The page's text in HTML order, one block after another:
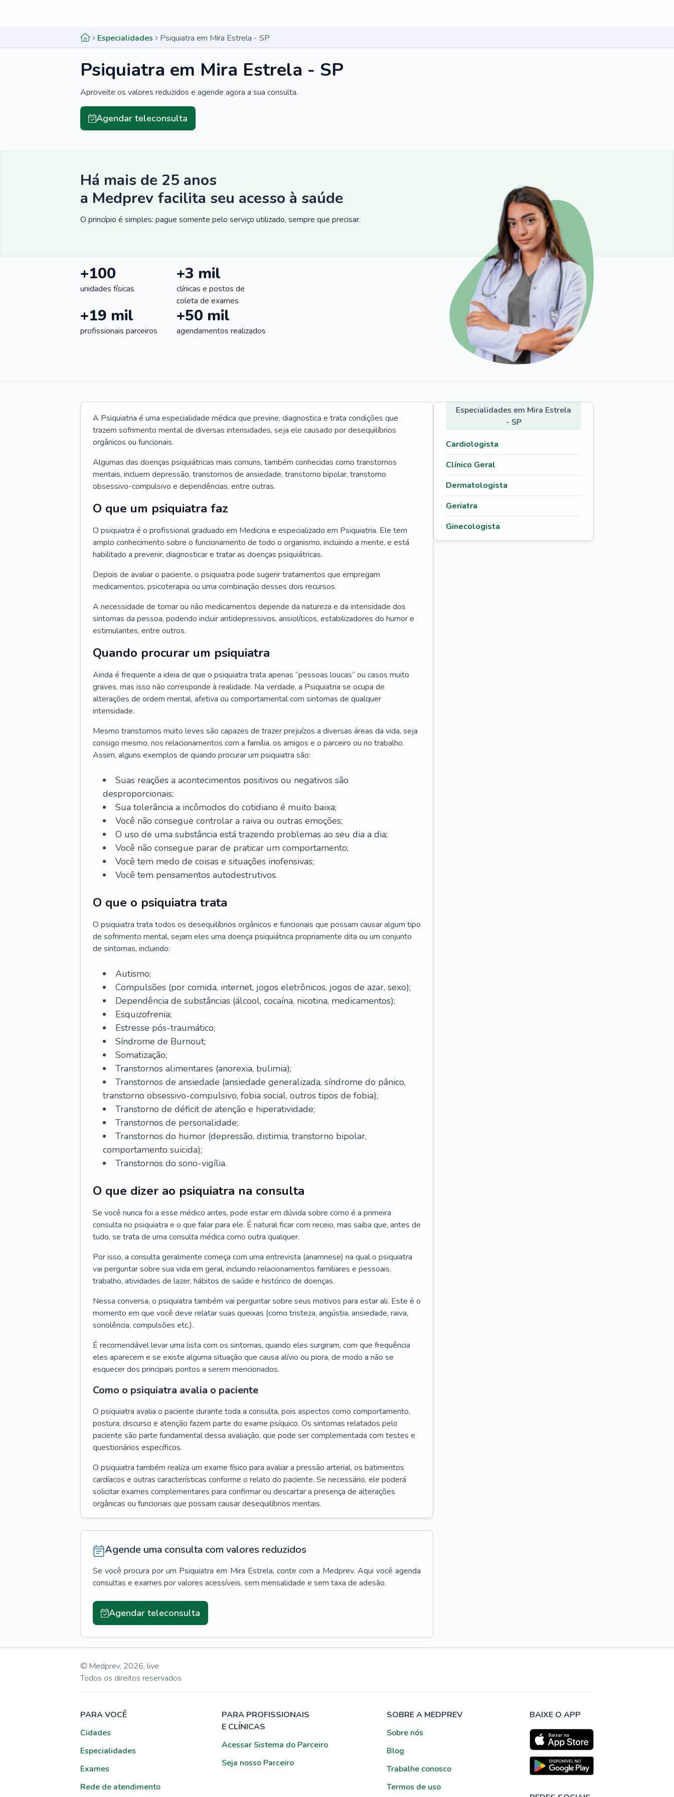
Especialidades Psiquiatra em Mira Estrela - SP
Psiquiatra em Mira Estrela - SP
Aproveite os valores reduzidos e agende agora a sua consulta.
Agendar teleconsulta
Há mais de 25 anos
a Medprev facilita seu acesso à saúde
O princípio é simples: pague somente pelo serviço utilizado, sempre que precisar.
+100
unidades físicas
+3 mil
clínicas e postos de
coleta de exames
+19 mil
profissionais parceiros
+50 mil
agendamentos realizados
A Psiquiatria é uma especialidade médica que previne, diagnostica e trata condições que
trazem sofrimento mental de diversas intensidades, seja ele causado por desequilíbrios
orgânicos ou funcionais.
Algumas das doenças psiquiátricas mais comuns, também conhecidas como transtornos
mentais, incluem depressão, transtornos de ansiedade, transtorno bipolar, transtorno
obsessivo-compulsivo e dependências, entre outras.
O que um psiquiatra faz
O psiquiatra é o profissional graduado em Medicina e especializado em Psiquiatria. Ele tem
amplo conhecimento sobre o funcionamento de todo o organismo, incluindo a mente, e está
habilitado a prevenir, diagnosticar e tratar as doenças psiquiátricas.
Depois de avaliar o paciente, o psiquiatra pode sugerir tratamentos que empregam
medicamentos, psicoterapia ou uma combinação desses dois recursos.
A necessidade de tomar ou não medicamentos depende da natureza e da intensidade dos
sintomas da pessoa, podendo incluir antidepressivos, ansiolíticos, estabilizadores do humor e
estimulantes, entre outros.
Quando procurar um psiquiatra
Ainda é frequente a ideia de que o psiquiatra trata apenas “pessoas loucas” ou casos muito
graves, mas isso não corresponde à realidade. Na verdade, a Psiquiatria se ocupa de
alterações de ordem mental, afetiva ou comportamental com sintomas de qualquer
intensidade.
Mesmo transtornos muito leves são capazes de trazer prejuízos a diversas áreas da vida, seja
consigo mesmo, nos relacionamentos com a família, os amigos e o parceiro ou no trabalho.
Assim, alguns exemplos de quando procurar um psiquiatra são:
Suas reações a acontecimentos positivos ou negativos são
desproporcionais;
Sua tolerância a incômodos do cotidiano é muito baixa;
Você não consegue controlar a raiva ou outras emoções;
O uso de uma substância está trazendo problemas ao seu dia a dia;
Você não consegue parar de praticar um comportamento;
Você tem medo de coisas e situações inofensivas;
Você tem pensamentos autodestrutivos.
O que o psiquiatra trata
O psiquiatra trata todos os desequilíbrios orgânicos e funcionais que possam causar algum tipo
de sofrimento mental, sejam eles uma doença psiquiátrica propriamente dita ou um conjunto
de sintomas, incluindo:
Autismo;
Compulsões (por comida, internet, jogos eletrônicos, jogos de azar, sexo);
Dependência de substâncias (álcool, cocaína, nicotina, medicamentos);
Esquizofrenia;
Estresse pós-traumático;
Síndrome de Burnout;
Somatização;
Transtornos alimentares (anorexia, bulimia);
Transtornos de ansiedade (ansiedade generalizada, síndrome do pânico,
transtorno obsessivo-compulsivo, fobia social, outros tipos de fobia);
Transtorno de déficit de atenção e hiperatividade;
Transtornos de personalidade;
Transtornos do humor (depressão, distimia, transtorno bipolar,
comportamento suicida);
Transtornos do sono-vigília.
O que dizer ao psiquiatra na consulta
Se você nunca foi a esse médico antes, pode estar em dúvida sobre como é a primeira
consulta no psiquiatra e o que falar para ele. É natural ficar com receio, mas saiba que, antes de
tudo, se trata de uma consulta médica como outra qualquer.
Por isso, a consulta geralmente começa com uma entrevista (anamnese) na qual o psiquiatra
vai perguntar sobre sua vida em geral, incluindo relacionamentos familiares e pessoais,
trabalho, atividades de lazer, hábitos de saúde e histórico de doenças.
Nessa conversa, o psiquiatra também vai perguntar sobre seus motivos para estar ali. Este é o
momento em que você deve relatar suas queixas (como tristeza, angústia, ansiedade, raiva,
sonolência, compulsões etc.).
É recomendável levar uma lista com os sintomas, quando eles surgiram, com que frequência
eles aparecem e se existe alguma situação que causa alívio ou piora, de modo a não se
esquecer dos principais pontos a serem mencionados.
Como o psiquiatra avalia o paciente
O psiquiatra avalia o paciente durante toda a consulta, pois aspectos como comportamento,
postura, discurso e atenção fazem parte do exame psíquico. Os sintomas relatados pelo
paciente são parte fundamental dessa avaliação, que pode ser complementada com testes e
questionários específicos.
O psiquiatra também realiza um exame físico para avaliar a pressão arterial, os batimentos
cardíacos e outras características conforme o relato do paciente. Se necessário, ele poderá
solicitar exames complementares para confirmar ou descartar a presença de alterações
orgânicas ou funcionais que possam causar desequilíbrios mentais.
Agende uma consulta com valores reduzidos
Se você procura por um Psiquiatra em Mira Estrela, conte com a Medprev. Aqui você agenda
consultas e exames por valores acessíveis, sem mensalidade e sem taxa de adesão.
Agendar teleconsulta
Especialidades em Mira Estrela
- SP
Cardiologista
Clínico Geral
Dermatologista
Geriatra
Ginecologista
© Medprev, 2026, live
Todos os direitos reservados
PARA VOCÊ
Cidades
Especialidades
Exames
Rede de atendimento
PARA PROFISSIONAIS
E CLÍNICAS
Acessar Sistema do Parceiro
Seja nosso Parceiro
SOBRE A MEDPREV
Sobre nós
Blog
Trabalhe conosco
Termos de uso
BAIXE O APP